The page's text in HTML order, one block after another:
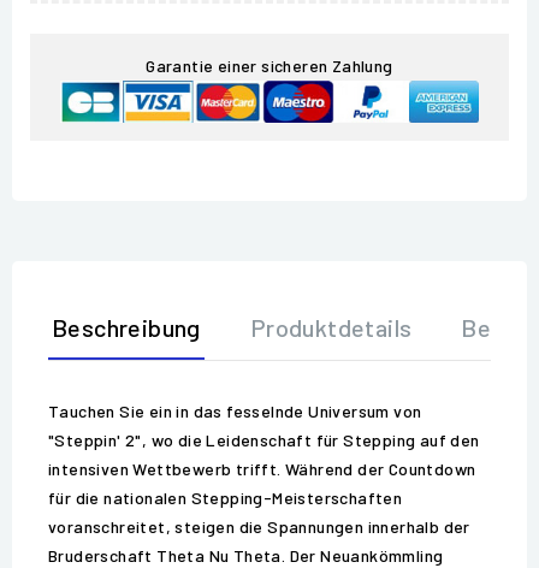
Garantie einer sicheren Zahlung
Beschreibung Produktdetails
Tauchen Sie ein in das fesselnde Universum von
"Steppin' 2", wo die Leidenschaft für Stepping auf den
intensiven Wettbewerb trifft. Während der Countdown
für die nationalen Stepping-Meisterschaften
voranschreitet, steigen die Spannungen innerhalb der
Bruderschaft Theta Nu Theta. Der Neuankömmling